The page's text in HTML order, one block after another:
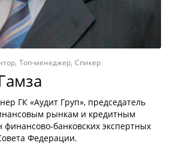
Топ-менеджер Спикер
ГК «Аудит Груп», председатель
рынкам и кредитным
банковских экспертных
Федерации.